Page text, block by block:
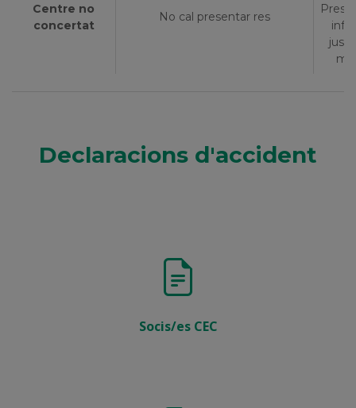
Centre no
concertat
No cal presentar res
Declaracions d'accident
Socis/es CEC